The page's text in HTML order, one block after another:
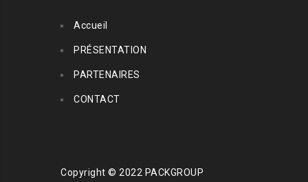
Accueil
PRÉSENTATION
PARTENAIRES
CONTACT
Copyright © 2022 PACKGROUP